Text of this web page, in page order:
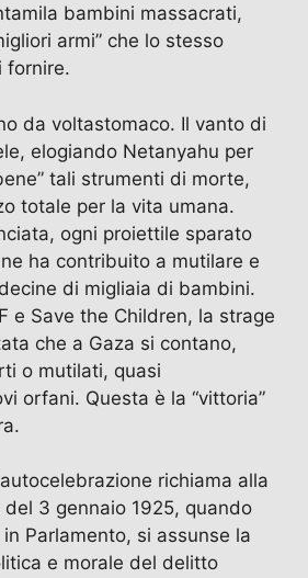
bambini massacrati,
armi” che lo stesso
fornire.
da voltastomaco. Il vanto di
elogiando Netanyahu per
tali strumenti di morte,
totale per la vita umana.
ogni proiettile sparato
ha contribuito a mutilare e
di migliaia di bambini.
e Save the Children, la strage
che a Gaza si contano,
o mutilati, quasi
orfani. Questa è la “vittoria”
richiama alla
3 gennaio 1925, quando
Parlamento, si assunse la
e morale del delitto